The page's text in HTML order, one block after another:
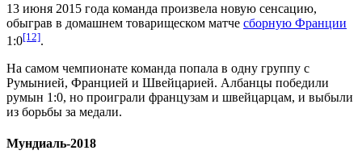
13 июня 2015 года команда произвела новую сенсацию,
обыграв в домашнем товарищеском матче сборную Франции
1:0[12].
На самом чемпионате команда попала в одну группу с
Румынией, Францией и Швейцарией. Албанцы победили
румын 1:0, но проиграли французам и швейцарцам, и выбыли
из борьбы за медали.
Мундиаль-2018